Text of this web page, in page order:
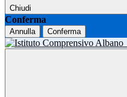
Chiudi
Conferma
Annulla Conferma